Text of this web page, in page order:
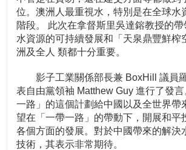
位。澳洲人最重視水，特別是在全球水
階段。 此次在拿督斯里吳達鎔教授的帶
水資源的可持續發展和「天泉鼎豐鮮榨
洲及全人 類都十分重要。
影子工業關係部長兼 BoxHill 議員羅
表自由黨領袖 Matthew Guy 進行了發
一路」的這個計劃給中國以及全世界帶
望在「一帶一路」的帶動下，開展和平
各個方面的發展。對於中國帶來的解決
技術，其表示非常期待。